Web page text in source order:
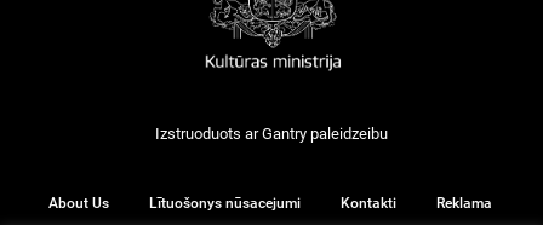
Izstruoduots arGantry paleidzeibu
About Us Lītuošonys nūsacejumi Kontakti Reklama